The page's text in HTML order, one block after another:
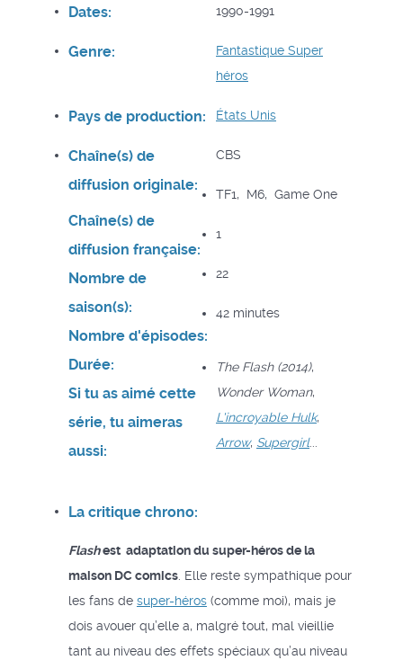
Dates: 1990-1991
Genre: Fantastique Super
héros
Pays de production: États Unis
Chaîne(s) de
diffusion originale:
CBS
Chaîne(s) de
diffusion française:
TF1, M6, Game One
Nombre de
saison(s):
1
Nombre d'épisodes:
22
Durée:
42 minutes
Si tu as aimé cette
série, tu aimeras
aussi:
The Flash (2014),
Wonder Woman,
L'incroyable Hulk,
Arrow, Supergirl...
La critique chrono:
Flashest adaptation du super-héros de la
maison DC comics. Elle reste sympathique pour
les fans de super-héros(comme moi), mais je
dois avouer qu’elle a, malgré tout, mal vieillie
tant au niveau des effets spéciaux qu’au niveau